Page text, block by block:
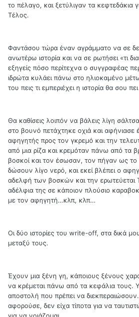
το πέλαγο, και ξετύλιγαν τα κεφτεδάκια
Τέλος.
Φαντάσου τώρα έναν αγράμματο να σε
ανωτέρω ιστορία και να σε ρωτήσει «τι
εξηγείς πόσο περίτεχνα ο συγγραφέας
ιδρώτα κυλάει πάνω στο ηλιοκαμένο
του πεις τι εμπεριέχει η ιστορία θα σου
Θα καθίσεις λοιπόν να βάλεις λίγη
στο βουνό πετάχτηκε οχιά και αφήνιασε
αφηγητής προς τον γκρεμό και την
από μια ρίζα και κρεμόταν πάνω από τα
βοσκοί και τον έσωσαν, τον πήγαν ως το
δώσουν λίγο νερό, και εκεί βλέπει ο
αδελφή των βοσκών και την ερωτεύεται
αδέλφια της σε κάποιον πλούσιο
με τον αφηγητή…κλπ, κλπ…
Οι δύο ιστορίες του write-off, στα δικά
μεταξύ τους.
Έχουν μια ξένη γη, κάποιους ξένους
να κρέμεται πάνω από τα κεφάλια τους.
αποστολή που πρέπει να
αφορούσε, δεν είχα τίποτα για να
για να νοιάζομαι.